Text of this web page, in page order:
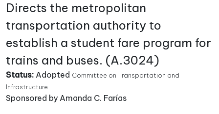
Directs the metropolitan
transportation authority to
establish a student fare program for
trains and buses. (A.3024)
Status: Adopted Committee on Transportation and
Infrastructure
Sponsored by Amanda C. Farías